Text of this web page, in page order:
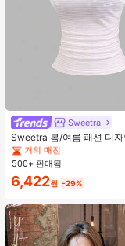
Sweetra
Sweetra 봄/여름 패션 디자
트라이프 브라운 폴카 도트
스트랩 2 In 1 스위트 걸리시
맨틱 휴가 스타일 여성용 캐
#4 TOP 3위
거의 매진!
#4 TOP 3위
거의 매진!
#4 TOP 3위
거의 매진!
#4 TOP 3위
거의 매진!
500+ 판매됨
6,422원 -29%